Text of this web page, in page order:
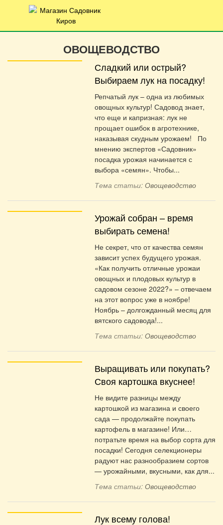
ОВОЩЕВОДСТВО
Сладкий или острый?
Выбираем лук на посадку!
Репчатый лук – одна из любимых
овощных культур! Садовод знает,
что еще и капризная: лук не
прощает ошибок в агротехнике,
наказывая скудным урожаем! По
мнению экспертов «Садовник»
посадка урожая начинается с
выбора «семян». Чтобы...
Тема статьи: Овощеводство
Урожай собран – время
выбирать семена!
Не секрет, что от качества семян
зависит успех будущего урожая.
«Как получить отличные урожаи
овощных и плодовых культур в
садовом сезоне 2022?» – отвечаем
на этот вопрос уже в ноябре!
Ноябрь – долгожданный месяц для
вятского садовода!...
Тема статьи: Овощеводство
Выращивать или покупать?
Своя картошка вкуснее!
Не видите разницы между
картошкой из магазина и своего
сада — продолжайте покупать
картофель в магазине! Или…
потратьте время на выбор сорта для
посадки! Сегодня селекционеры
радуют нас разнообразием сортов
— урожайными, вкусными, как для...
Тема статьи: Овощеводство
Лук всему голова!